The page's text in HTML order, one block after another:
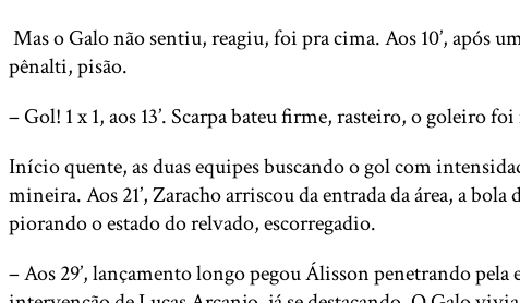
Mas o Galo não sentiu, reagiu, foi pra cima. Aos 10’, após
pênalti, pisão.
– Gol! 1 x 1, aos 13’. Scarpa bateu firme, rasteiro, o goleiro
Início quente, as duas equipes buscando o gol com
mineira. Aos 21’, Zaracho arriscou da entrada da área, a
piorando o estado do relvado, escorregadio.
– Aos 29’, lançamento longo pegou Álisson penetrando